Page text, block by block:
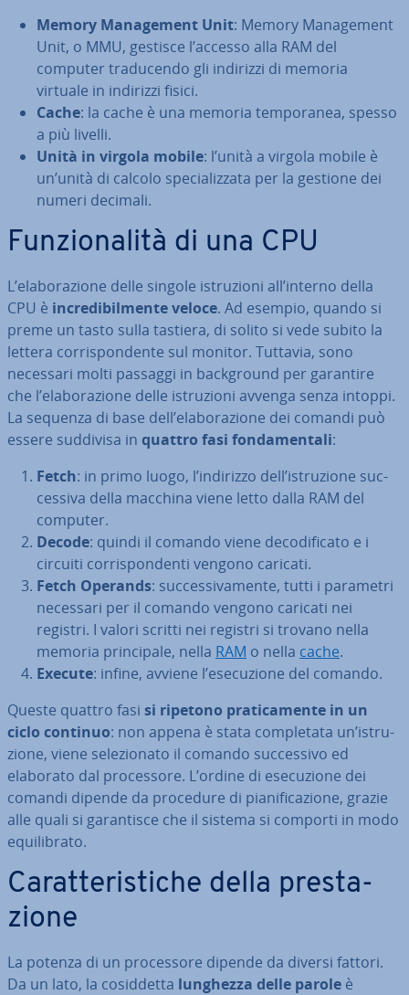
Memory Ma­na­ge­ment Unit: Memory Ma­na­ge­ment
Unit, o MMU, gestisce l’accesso alla RAM del
computer tra­du­cen­do gli indirizzi di memoria
virtuale in indirizzi fisici.
Cache: la cache è una memoria tem­po­ra­nea, spesso
a più livelli.
Unità in virgola mobile: l’unità a virgola mobile è
un’unità di calcolo spe­cia­liz­za­ta per la gestione dei
numeri decimali.
Fun­zio­na­li­tà di una CPU
L’ela­bo­ra­zio­ne delle singole istru­zio­ni all’interno della
CPU è in­cre­di­bil­men­te veloce. Ad esempio, quando si
preme un tasto sulla tastiera, di solito si vede subito la
lettera cor­ri­spon­den­te sul monitor. Tuttavia, sono
necessari molti passaggi in back­ground per garantire
che l’ela­bo­ra­zio­ne delle istru­zio­ni avvenga senza intoppi.
La sequenza di base dell’ela­bo­ra­zio­ne dei comandi può
essere suddivisa in quattro fasi fon­da­men­ta­li:
Fetch: in primo luogo, l’indirizzo dell’istru­zio­ne suc­
ces­si­va della macchina viene letto dalla RAM del
computer.
Decode: quindi il comando viene de­co­di­fi­ca­to e i
circuiti cor­ri­spon­den­ti vengono caricati.
Fetch Operands: suc­ces­si­va­men­te, tutti i parametri
necessari per il comando vengono caricati nei
registri. I valori scritti nei registri si trovano nella
memoria prin­ci­pa­le, nella RAM o nella cache.
Execute: infine, avviene l’ese­cu­zio­ne del comando.
Queste quattro fasi si ripetono pra­ti­ca­men­te in un
ciclo continuo: non appena è stata com­ple­ta­ta un’istru­
zio­ne, viene se­le­zio­na­to il comando suc­ces­si­vo ed
elaborato dal pro­ces­so­re. L’ordine di ese­cu­zio­ne dei
comandi dipende da procedure di pia­ni­fi­ca­zio­ne, grazie
alle quali si ga­ran­ti­sce che il sistema si comporti in modo
equi­li­bra­to.
Ca­rat­te­ri­sti­che della pre­sta­
zio­ne
La potenza di un pro­ces­so­re dipende da diversi fattori.
Da un lato, la co­sid­det­ta lunghezza delle parole è